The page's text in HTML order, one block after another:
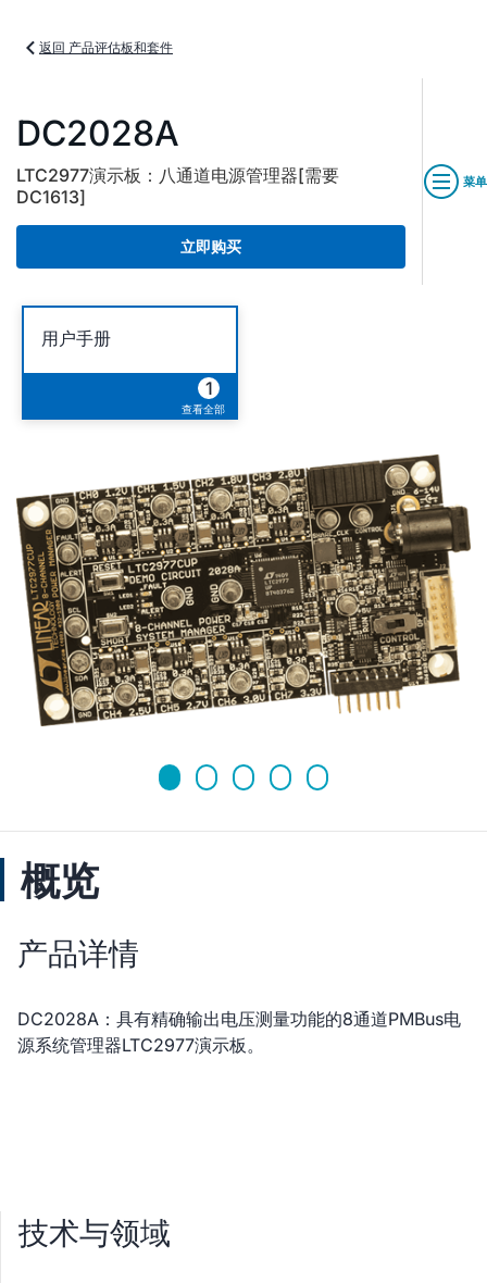
返回 产品评估板和套件
DC2028A
LTC2977演示板：八通道电源管理器[需要
DC1613]
立即购买
菜单
用户手册
1
查看全部
概览
产品详情
DC2028A：具有精确输出电压测量功能的8通道PMBus电
源系统管理器LTC2977演示板。
技术与领域